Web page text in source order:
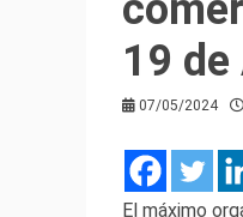
19 de
07/05/2024
El máximo